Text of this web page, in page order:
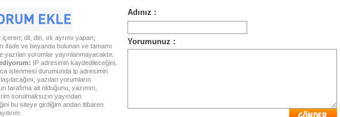
dil, din, ırk ayrımı yapan;
ifade ve beyanda bulunan ve tamamı
yazılan yorumlar yayınlanmayacaktır.
IP adresimin kaydedileceğini,
istenmesi durumunda ip adresimin
yazılan yorumların
tarafıma ait olduğunu, yazımın,
sorulmaksızın yayından
bu siteye girdiğim andan itibaren